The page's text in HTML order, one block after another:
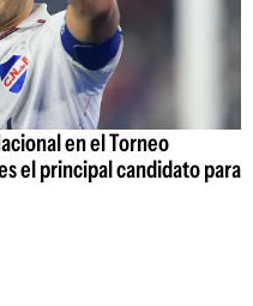
en el Torneo
el principal candidato para